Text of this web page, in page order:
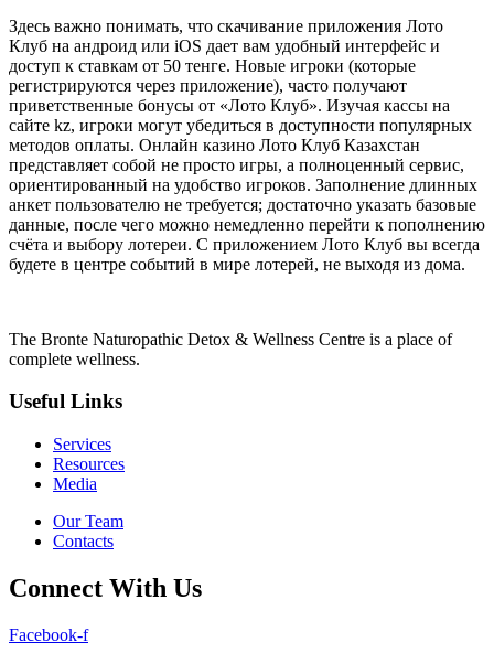
Здесь важно понимать, что скачивание приложения Лото
Клуб на андроид или iOS дает вам удобный интерфейс и
доступ к ставкам от 50 тенге. Новые игроки (которые
регистрируются через приложение), часто получают
приветственные бонусы от «Лото Клуб». Изучая кассы на
сайте kz, игроки могут убедиться в доступности популярных
методов оплаты. Онлайн казино Лото Клуб Казахстан
представляет собой не просто игры, а полноценный сервис,
ориентированный на удобство игроков. Заполнение длинных
анкет пользователю не требуется; достаточно указать базовые
данные, после чего можно немедленно перейти к пополнению
счёта и выбору лотереи. С приложением Лото Клуб вы всегда
будете в центре событий в мире лотерей, не выходя из дома.
The Bronte Naturopathic Detox & Wellness Centre is a place of
complete wellness.
Useful Links
Services
Resources
Media
Our Team
Contacts
Connect With Us
Facebook-f